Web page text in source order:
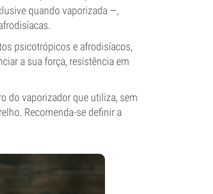
quando vaporizada —,
psicotrópicos e afrodisíacos,
a sua força, resistência em
do vaporizador que utiliza, sem
Recomenda-se definir a